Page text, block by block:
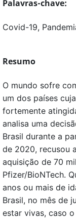
Palavras-chave:
Covid-19,
Resumo
O mundo sofre
um dos países
fortemente
analisa uma
Brasil durante a
de 2020, recusou
aquisição de 70
Pfizer/BioNTech.
anos ou mais de
Brasil, no mês de
estar vivas, caso